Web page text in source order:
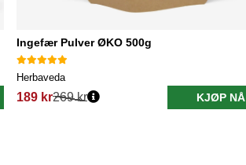
Ingefær Pulver ØKO 500g
Herbaveda
189 kr269 kr KJØP NÅ